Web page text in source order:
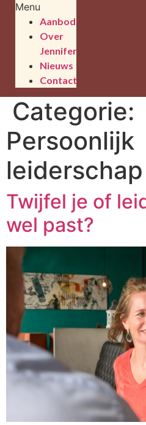
Menu
Aanbod
Over
Jennifer
Nieuws
Contact
Categorie:
Persoonlijk
leiderschap
Twijfel je of
wel past?